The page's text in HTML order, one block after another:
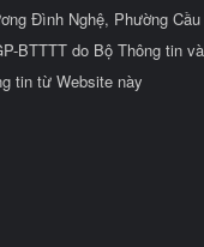
Đình Nghệ, Phường
BTTTT do Bộ Thông tin
tin từ Website này